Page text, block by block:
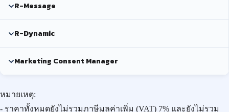
R-Message
R-Dynamic
Marketing Consent Manager
หมายเหตุ:
- ราคาทั้งหมดยังไม่รวมภาษีมูลค่าเพิ่ม (VAT) 7% และยังไม่รวม